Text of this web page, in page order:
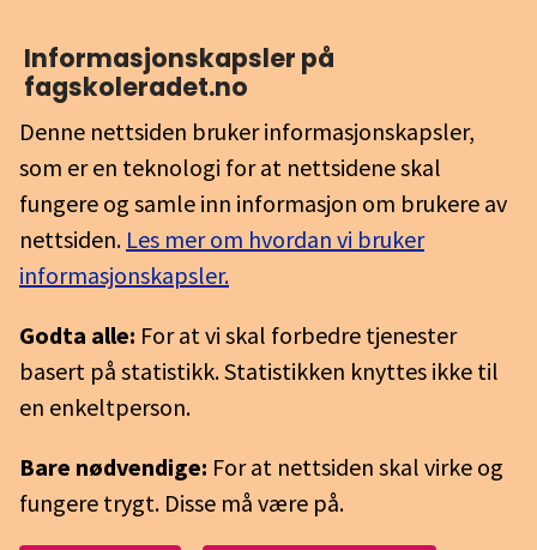
Informasjons­kapsler på
fagskoleradet.no
Denne nettsiden bruker informasjonskapsler,
som er en teknologi for at nettsidene skal
fungere og samle inn informasjon om brukere av
nettsiden. Les mer om hvordan vi bruker
informasjonskapsler.
Godta alle: For at vi skal forbedre tjenester
basert på statistikk. Statistikken knyttes ikke til
en enkeltperson.
Bare nødvendige: For at nettsiden skal virke og
fungere trygt. Disse må være på.